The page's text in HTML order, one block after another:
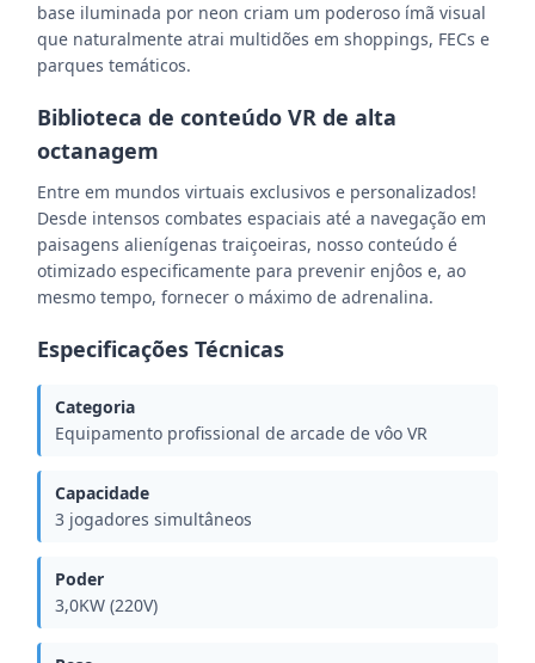
base iluminada por neon criam um poderoso ímã visual
que naturalmente atrai multidões em shoppings, FECs e
parques temáticos.
Biblioteca de conteúdo VR de alta
octanagem
Entre em mundos virtuais exclusivos e personalizados!
Desde intensos combates espaciais até a navegação em
paisagens alienígenas traiçoeiras, nosso conteúdo é
otimizado especificamente para prevenir enjôos e, ao
mesmo tempo, fornecer o máximo de adrenalina.
Especificações Técnicas
Categoria
Equipamento profissional de arcade de vôo VR
Capacidade
3 jogadores simultâneos
Poder
3,0KW (220V)